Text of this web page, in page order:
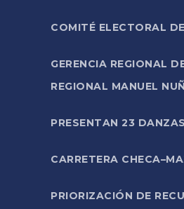
COMITÉ ELECTORAL
GERENCIA REGIONAL
REGIONAL MANUEL
PRESENTAN 23
CARRETERA
PRIORIZACIÓN DE